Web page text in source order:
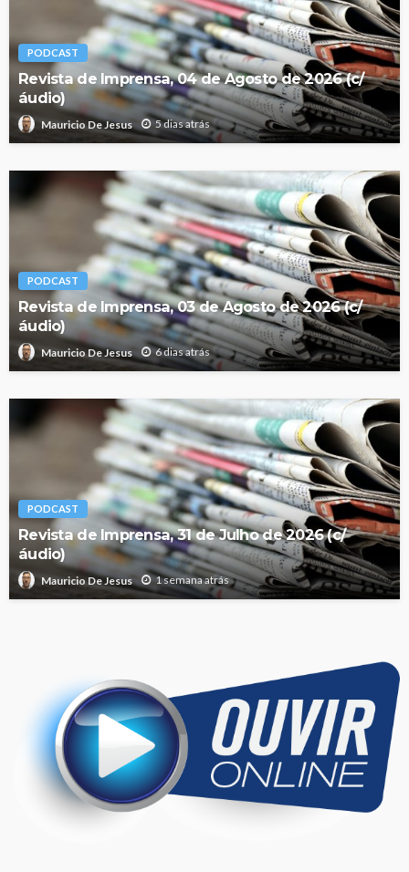
PODCAST
Revista de Imprensa, 04 de Agosto de 2026 (c/
áudio)
Mauricio De Jesus 5 dias atrás
PODCAST
Revista de Imprensa, 03 de Agosto de 2026 (c/
áudio)
Mauricio De Jesus 6 dias atrás
PODCAST
Revista de Imprensa, 31 de Julho de 2026 (c/
áudio)
Mauricio De Jesus 1 semana atrás